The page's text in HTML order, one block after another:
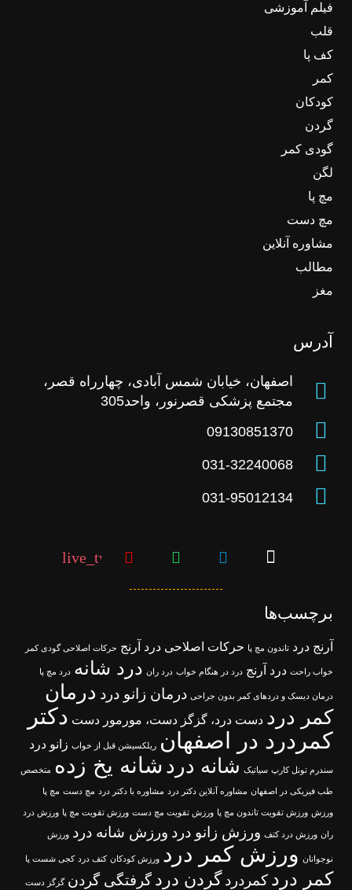
فیلم آموزشی
قلب
کف پا
کمر
کودکان
گردن
گودی کمر
لگن
مچ پا
مچ دست
مشاوره آنلاین
مطالب
مغز
آدرس
اصفهان، خیابان شمس آبادی، چهارراه قصر،
مجتمع پزشکی قصرنور، واحد305
09130851370
031-32240068
031-95012134
live_tv
برچسب‌ها
آرنج درد تاندون مچ پا حرکات اصلاحی درد آرنج حرکات اصلاحی گودی کمر
خواب راحت درد آرنج درد در هنگام خواب درد ران درد شانه درد مچ پا
درمان دیسک و دردهای کمر بدون جراحی درمان زانو درد درمان
کمر درد دست درد، گزگز دست، مورمور دست دکتر
کمردرد در اصفهان ریلکسیشن قبل از خواب زانو درد
سندرم تونل کارپ سیاتیک شانه درد شانه یخ زده متخصص
طب فیزیکی در اصفهان مشاوره آنلاین دکتر درد مشاوره با دکتر درد مچ دست مچ پا
ورزش ورزش تقویت تاندون مچ پا ورزش تقویت مچ دست ورزش تقویت مچ پا ورزش درد
ران ورزش درد کتف ورزش زانو درد ورزش شانه درد ورزش
نوجوانان ورزش کمر درد ورزش کودکان کتف درد کجی شست پا
کمر درد کمردرد گردن درد گرفتگی گردن گزگز دست